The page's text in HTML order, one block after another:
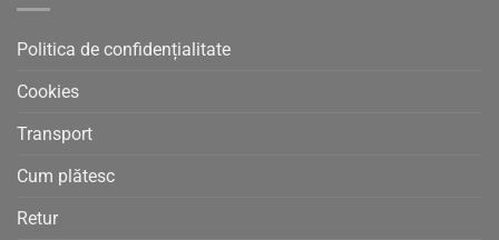
Politica de confidențialitate
Cookies
Transport
Cum plătesc
Retur